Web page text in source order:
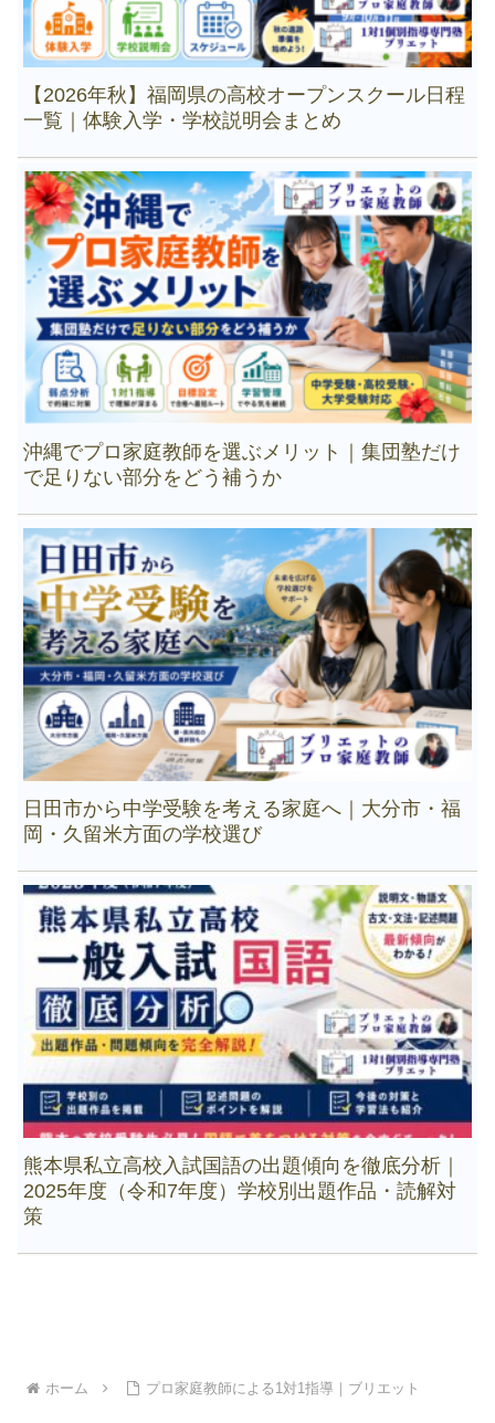
【2026年秋】福岡県の高校オープンスクール日程
一覧｜体験入学・学校説明会まとめ
沖縄でプロ家庭教師を選ぶメリット｜集団塾だけ
で足りない部分をどう補うか
日田市から中学受験を考える家庭へ｜大分市・福
岡・久留米方面の学校選び
熊本県私立高校入試国語の出題傾向を徹底分析｜
2025年度（令和7年度）学校別出題作品・読解対
策
ホーム プロ家庭教師による1対1指導｜ブリエット